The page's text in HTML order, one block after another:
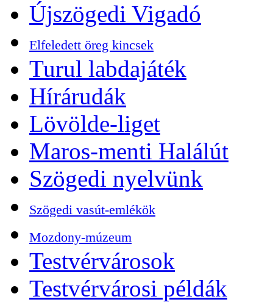
Újszögedi Vigadó
Elfeledett öreg kincsek
Turul labdajáték
Hírárudák
Lövölde-liget
Maros-menti Halálút
Szögedi nyelvünk
Szögedi vasút-emlékök
Mozdony-múzeum
Testvérvárosok
Testvérvárosi példák